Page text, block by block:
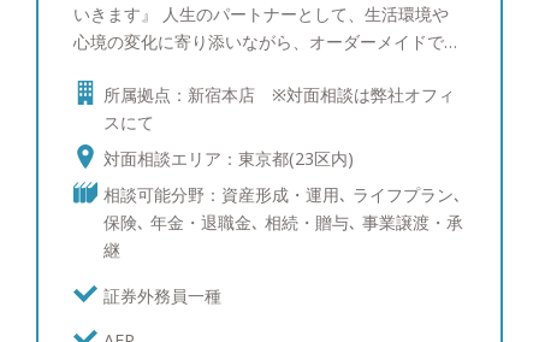
いきます』 人生のパートナーとして、生活環境や
心境の変化に寄り添いながら、オーダーメイドでの
す。お客様の大切な“想い”をお話しいただけるよ
う、誠実であり続けることをお約束いたします。 ●
相談を検討している方への一言メッセージ。 信頼
できるパートナーをお探しの方へ。GAIAには、
「ファイナンシャル・プランニングによって世界中
の人々の夢を実現する」という志を同じくしたIFA
が集い、その一人ひとりが、お客様との一生物のお
付き合いを目指し活動しています。人にはなかなか
所属拠点：新宿本店 ※対面相談は弊社オフィ
スにて
対面相談エリア：東京都(23区内)
相談可能分野：資産形成・運用､ ライフプラン､
保険､ 年金・退職金､ 相続・贈与､ 事業譲渡・承
継
証券外務員一種